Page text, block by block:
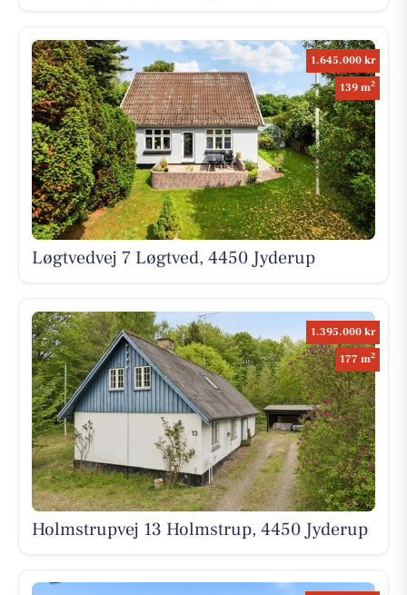
1.645.000 kr
139 m2
Løgtvedvej 7 Løgtved, 4450 Jyderup
1.395.000 kr
177 m2
Holmstrupvej 13 Holmstrup, 4450 Jyderup